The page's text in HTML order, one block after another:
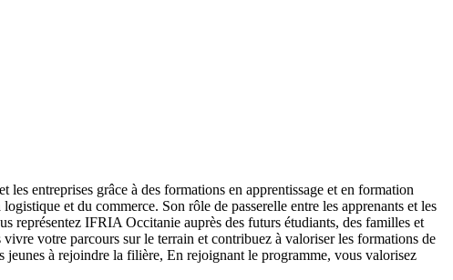
entreprises grâce à des formations en apprentissage et en formation
et du commerce. Son rôle de passerelle entre les apprenants et les
représentez IFRIA Occitanie auprès des futurs étudiants, des familles et
votre parcours sur le terrain et contribuez à valoriser les formations de
jeunes à rejoindre la filière, En rejoignant le programme, vous valorisez